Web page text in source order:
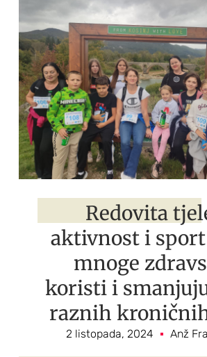
Redovita
aktivnost i
mnoge
koristi i
raznih
2 listopada, 2024 Anž